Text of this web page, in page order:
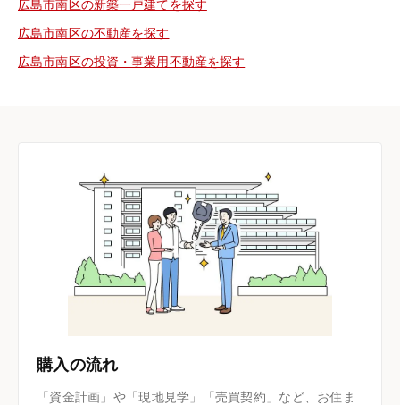
広島市南区の新築一戸建てを探す
広島市南区の不動産を探す
広島市南区の投資・事業用不動産を探す
購入の流れ
「資金計画」や「現地見学」「売買契約」など、お住ま